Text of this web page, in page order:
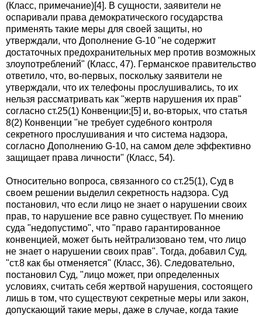
(Класс, примечание)[4]. В сущности, заявители не
оспаривали права демократического государства
применять такие меры для своей защиты, но
утверждали, что Дополнение G-10 "не содержит
достаточных предохранительных мер против возможных
злоупотреблений" (Класс, 47). Германское правительство
ответило, что, во-первых, поскольку заявители не
утверждали, что их телефоны прослушивались, то их
нельзя рассматривать как "жертв нарушения их прав"
согласно ст.25(1) Конвенции;[5] и, во-вторых, что статья
8(2) Конвенции "не требует судебного контроля
секретного прослушивания и что система надзора,
согласно Дополнению G-10, на самом деле эффективно
защищает права личности" (Класс, 54).
Относительно вопроса, связанного со ст.25(1), Суд в
своем решении выделил секретность надзора. Суд
постановил, что если лицо не знает о нарушении своих
прав, то нарушение все равно существует. По мнению
суда "недопустимо", что "право гарантированное
конвенцией, может быть нейтрализовано тем, что лицо
не знает о нарушении своих прав". Тогда, добавил Суд,
"ст.8 как бы отменяется" (Класс, 36). Следовательно,
постановил Суд, "лицо может, при определенных
условиях, считать себя жертвой нарушения, состоящего
лишь в том, что существуют секретные меры или закон,
допускающий такие меры, даже в случае, когда такие